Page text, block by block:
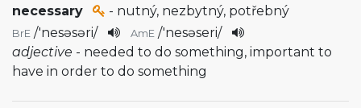
necessary - nutný, nezbytný, potřebný
BrE /'nesəsəri/ AmE /'nesəseri/
adjective - needed to do something, important to
have in order to do something